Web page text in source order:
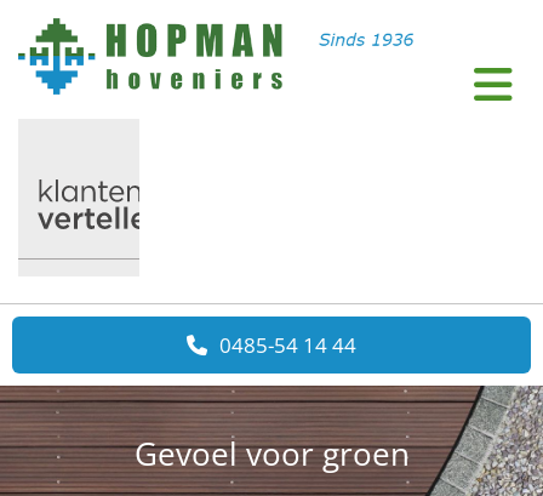
0485-54 14 44
Gevoel voor groen